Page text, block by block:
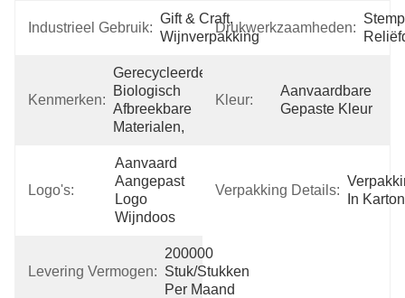
Industrieel Gebruik:
Gift & Craft,
Wijnverpakking
Drukwerkzaamheden:
Kenmerken:
Gerecycleerde
Biologisch
Afbreekbare
Materialen,
Kleur:
Aanvaardbare
Gepaste Kleur
Logo's:
Aanvaard
Aangepast
Logo
Wijndoos
Verpakking Details:
In Karton
Levering Vermogen:
200000
Stuk/Stukken
Per Maand